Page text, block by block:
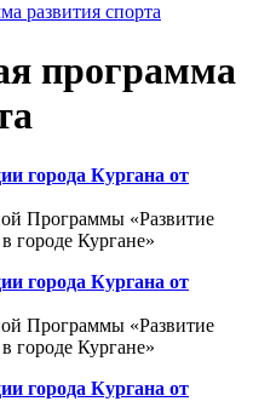
развития спорта
программа
города Кургана от
Программы «Развитие
городе Кургане»
города Кургана от
Программы «Развитие
городе Кургане»
города Кургана от